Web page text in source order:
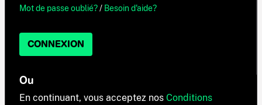
Mot de passe oublié?/ Besoin d'aide?
CONNEXION
Ou
En continuant, vous acceptez nos Conditions